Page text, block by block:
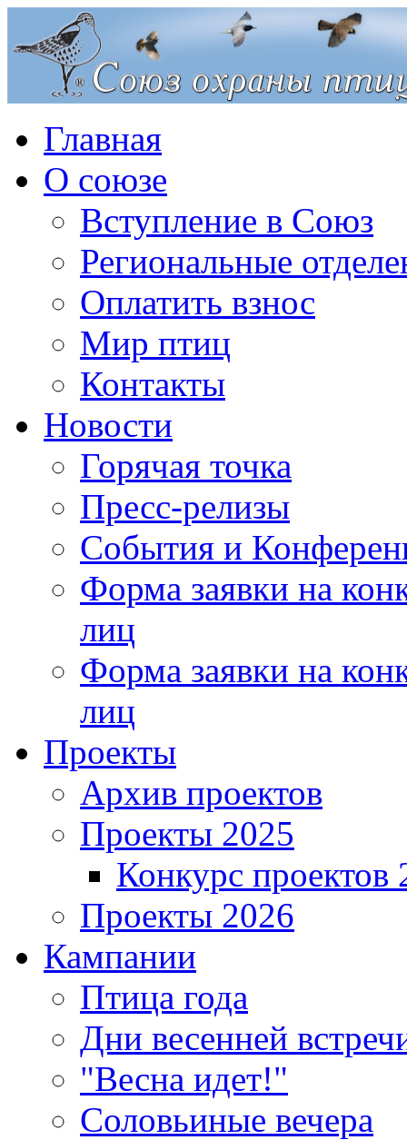
Главная
О союзе
Вступление в Союз
Региональные
Оплатить взнос
Мир птиц
Контакты
Новости
Горячая точка
Пресс-релизы
События и
Форма заявки на
лиц
Форма заявки на
лиц
Проекты
Архив проектов
Проекты 2025
Конкурс проектов
Проекты 2026
Кампании
Птица года
Дни весенней
"Весна идет!"
Соловьиные вечера